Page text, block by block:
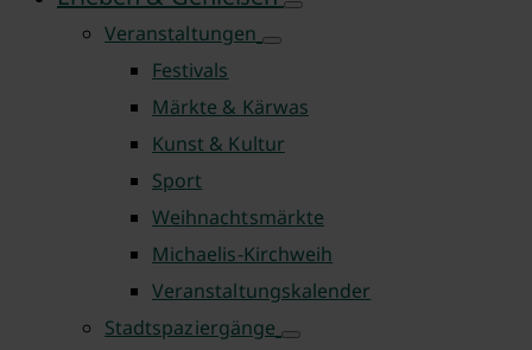
Veranstaltungen
Festivals
Märkte & Kärwas
Kunst & Kultur
Sport
Weihnachtsmärkte
Michaelis-Kirchweih
Veranstaltungskalender
Stadtspaziergänge